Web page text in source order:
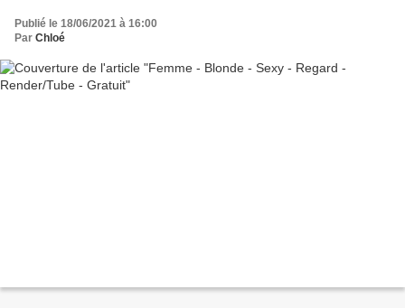
Publié le 18/06/2021 à 16:00
Par Chloé